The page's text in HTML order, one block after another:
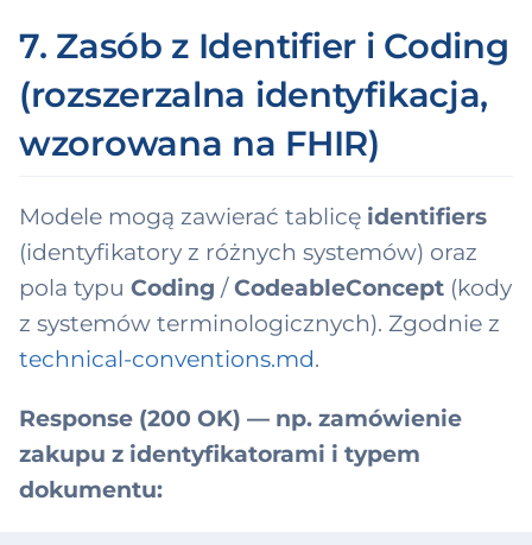
7. Zasób z Identifier i Coding
(rozszerzalna identyfikacja,
wzorowana na FHIR)
Modele mogą zawierać tablicę identifiers
(identyfikatory z różnych systemów) oraz
pola typu Coding /CodeableConcept (kody
z systemów terminologicznych). Zgodnie z
technical-conventions.md.
Response (200 OK) — np. zamówienie
zakupu z identyfikatorami i typem
dokumentu: